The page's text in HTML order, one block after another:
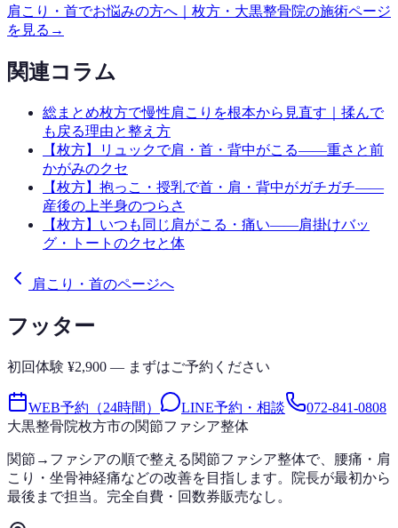
肩こり・首でお悩みの方へ｜枚方・大黒整骨院の施術ページ
を見る →
関連コラム
総まとめ枚方で慢性肩こりを根本から見直す｜揉んで
も戻る理由と整え方
【枚方】リュックで肩・首・背中がこる——重さと前
かがみのクセ
【枚方】抱っこ・授乳で首・肩・背中がガチガチ——
産後の上半身のつらさ
【枚方】いつも同じ肩がこる・痛い——肩掛けバッ
グ・トートのクセと体
肩こり・首のページへ
フッター
初回体験 ¥2,900 — まずはご予約ください
WEB予約（24時間） LINE予約・相談
072-841-0808
大黒整骨院枚方市の関節ファシア整体
関節→ファシアの順で整える関節ファシア整体で、腰痛・肩
こり・坐骨神経痛などの改善を目指します。院長が最初から
最後まで担当。完全自費・回数券販売なし。